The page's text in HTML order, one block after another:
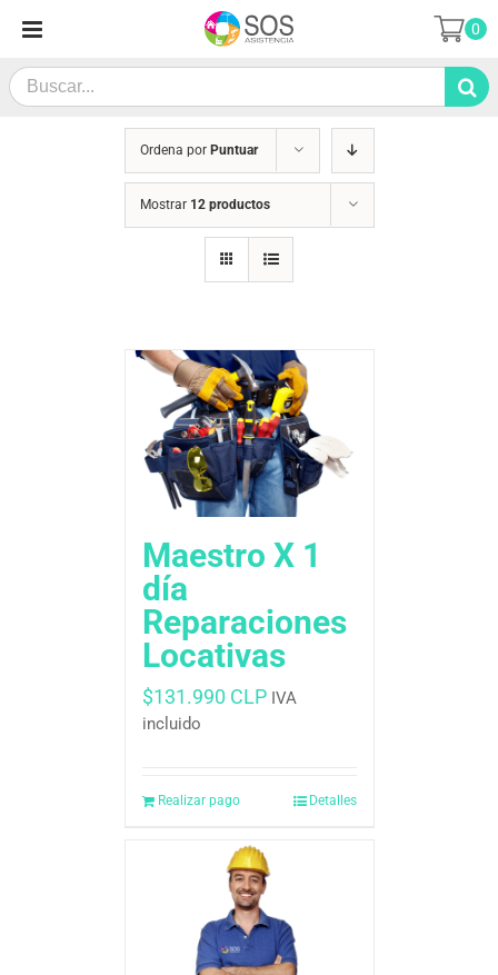
contenido
Search
for:
0
Ordena por Puntuar
Mostrar 12 productos
Maestro X 1
día
Reparaciones
Locativas
$131.990 CLP IVA
incluido
Realizar pago Detalles